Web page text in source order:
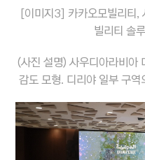
[이미지3] 카카오모빌리티,
빌리티 솔
(사진 설명) 사우디아라비아
감도 모형. 디리야 일부 구